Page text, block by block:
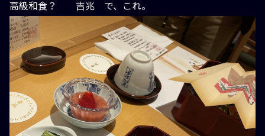
高級和食？ 吉兆 で、これ。